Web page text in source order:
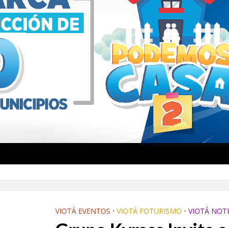
VIOTÁ EVENTOS • VIOTÁ FOTURISMO • VIOTÁ